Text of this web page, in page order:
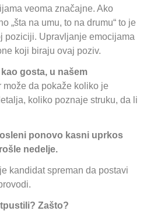
veoma značajne. Ako
„šta na umu, to na drumu“ to je
poziciji. Upravljanje emocijama
koji biraju ovaj poziv.
gosta, u našem
može da pokaže koliko je
koliko poznaje struku, da li
ponovo kasni uprkos
nedelje.
kandidat spreman da postavi
Zašto?